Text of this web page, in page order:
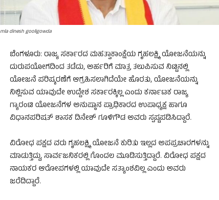
mla dinesh gooligowda
​ಬೆಂಗಳೂರು: ರಾಜ್ಯ ಸರ್ಕಾರದ ಮಹತ್ವಾಕಾಂಕ್ಷೆಯ ಗೃಹಲಕ್ಷ್ಮಿ ಯೋಜನೆಯನ್ನು
ದುರುಪಯೋಗದಿಂದ ತಡೆದು, ಅರ್ಹರಿಗೆ ಮಾತ್ರ ತಲುಪಿಸುವ ನಿಟ್ಟಿನಲ್ಲಿ
ಯೋಜನೆ ಪರಿಷ್ಕರಣೆಗೆ ಆಗ್ರಹಿಸಲಾಗಿದೆಯೇ ಹೊರತು, ಯೋಜನೆಯನ್ನು
ನಿಲ್ಲಿಸುವ ಯಾವುದೇ ಉದ್ದೇಶ ಸರ್ಕಾರಕ್ಕಿಲ್ಲ ಎಂದು ಕರ್ನಾಟಕ ರಾಜ್ಯ
ಗ್ಯಾರಂಟಿ ಯೋಜನೆಗಳ ಅನುಷ್ಠಾನ ಪ್ರಾಧಿಕಾರದ ಉಪಾಧ್ಯಕ್ಷ ಹಾಗೂ
ವಿಧಾನಪರಿಷತ್ ಶಾಸಕ ದಿನೇಶ್ ಗೂಳಿಗೌಡ ಅವರು ಸ್ಪಷ್ಟಪಡಿಸಿದ್ದಾರೆ.
​ವಿರೋಧ ಪಕ್ಷದ ವರು ಗೃಹಲಕ್ಷ್ಮಿ ಯೋಜನೆ ಕುರಿತು ಇಲ್ಲದ ಅಪಪ್ರಚಾರಗಳನ್ನು
ಮಾಡುತ್ತಿದ್ದು, ಸಾರ್ವಜನಿಕರಲ್ಲಿ ಗೊಂದಲ ಮೂಡಿಸುತ್ತಿದ್ದಾರೆ. ವಿರೋಧ ಪಕ್ಷದ
ನಾಯಕರ ಆರೋಪಗಳಲ್ಲಿ ಯಾವುದೇ ಸತ್ಯಾಂಶವಿಲ್ಲ ಎಂದು ಅವರು
ಜರೆದಿದ್ದಾರೆ.